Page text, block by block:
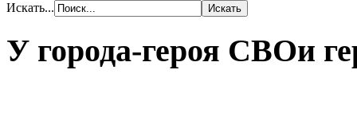
Искать...
У города-героя СВОи